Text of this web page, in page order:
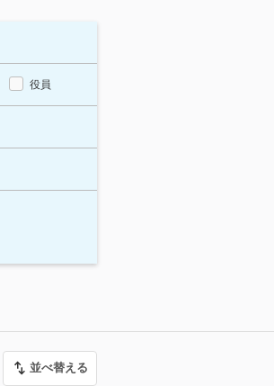
役員
並べ替える